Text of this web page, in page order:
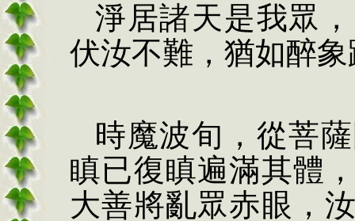
淨居諸天是我眾
伏汝不難，猶如醉
時魔波旬，從菩
瞋已復瞋遍滿其體
大善將亂眾赤眼，